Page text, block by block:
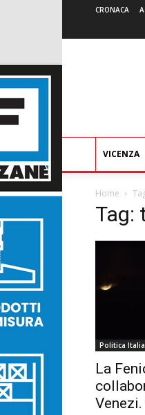
CRONACA
VICENZA
Home
Tag:
Politica Italia
La
Venezi.